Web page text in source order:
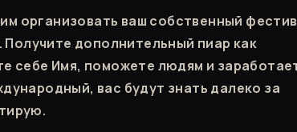
организовать ваш собственный
Получите дополнительный пиар как
себе Имя, поможете людям и
вас будут знать далеко за